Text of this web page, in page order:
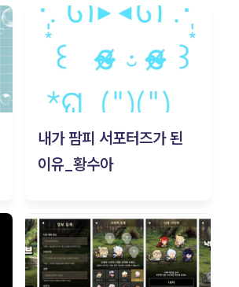
내가 팜피 서포터즈가 된
이유_황수아